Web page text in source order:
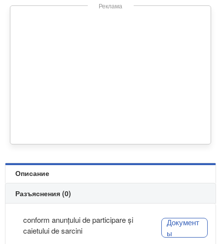
Реклама
Описание
Разъяснения (0)
conform anunțului de participare și
caietului de sarcini
Документ
ы